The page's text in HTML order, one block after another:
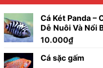
Cá Két Panda –
Dễ Nuôi Và Nổi
10.000₫
Cá sặc gấm